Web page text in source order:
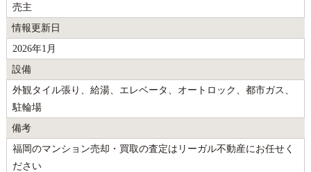
売主
情報更新日
2026年1月
設備
外観タイル張り、給湯、エレベータ、オートロック、都市ガス、
駐輪場
備考
福岡のマンション売却・買取の査定はリーガル不動産にお任せく
ださい